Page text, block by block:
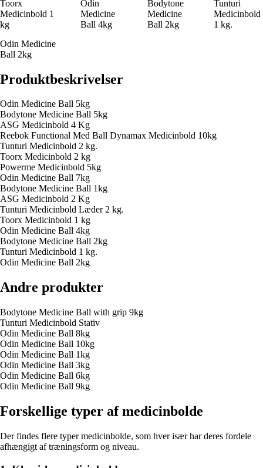
Toorx
Medicinbold 1
kg
Odin
Medicine
Ball 4kg
Bodytone
Medicine
Ball 2kg
Tunturi
Medicinbold
1 kg.
Odin Medicine
Ball 2kg
Produktbeskrivelser
Odin Medicine Ball 5kg
Bodytone Medicine Ball 5kg
ASG Medicinbold 4 Kg
Reebok Functional Med Ball Dynamax Medicinbold 10kg
Tunturi Medicinbold 2 kg.
Toorx Medicinbold 2 kg
Powerme Medicinbold 5kg
Odin Medicine Ball 7kg
Bodytone Medicine Ball 1kg
ASG Medicinbold 2 Kg
Tunturi Medicinbold Læder 2 kg.
Toorx Medicinbold 1 kg
Odin Medicine Ball 4kg
Bodytone Medicine Ball 2kg
Tunturi Medicinbold 1 kg.
Odin Medicine Ball 2kg
Andre produkter
Bodytone Medicine Ball with grip 9kg
Tunturi Medicinbold Stativ
Odin Medicine Ball 8kg
Odin Medicine Ball 10kg
Odin Medicine Ball 1kg
Odin Medicine Ball 3kg
Odin Medicine Ball 6kg
Odin Medicine Ball 9kg
Forskellige typer af medicinbolde
Der findes flere typer medicinbolde, som hver især har deres fordele
afhængigt af træningsform og niveau.